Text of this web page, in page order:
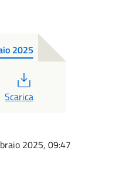
2025
Scarica
2025, 09:47